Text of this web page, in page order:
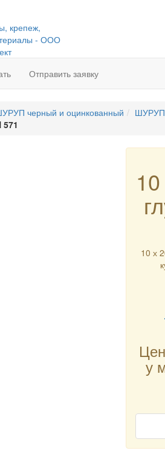
Отправить заявку
черный и оцинкованный
ШУРУП
571
10 х
у